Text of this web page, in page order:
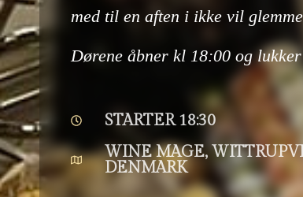
med til en aften i ikke vil
Dørene åbner kl 18:00 og
STARTER 18:30
WINE MAGE,
DENMARK